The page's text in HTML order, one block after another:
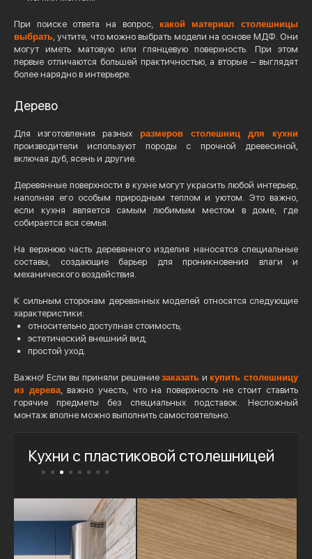
При поиске ответа на вопрос, какой материал столешницы
выбрать , учтите, что можно выбрать модели на основе МДФ. Они
могут иметь матовую или глянцевую поверхность. При этом
первые отличаются большей практичностью, а вторые – выглядят
более нарядно в интерьере.
Дерево
Для изготовления разных размеров столешниц для кухни
производители используют породы с прочной древесиной,
включая дуб, ясень и другие.
Деревянные поверхности в кухне могут украсить любой интерьер,
наполняя его особым природным теплом и уютом. Это важно,
если кухня является самым любимым местом в доме, где
собирается вся семья.
На верхнюю часть деревянного изделия наносятся специальные
составы, создающие барьер для проникновения влаги и
механического воздействия.
К сильным сторонам деревянных моделей относятся следующие
характеристики:
относительно доступная стоимость;
эстетический внешний вид;
простой уход.
Важно! Если вы приняли решениезаказать и купить столешницу
из дерева, важно учесть, что на поверхность не стоит ставить
горячие предметы без специальных подставок. Несложный
монтаж вполне можно выполнить самостоятельно.
Кухни с пластиковой столешницей